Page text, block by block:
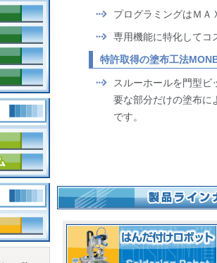
プログラミングはＭ
専用機能に特化してコ
特許取得の塗布工法
スルーホールを門型
要な部分だけの塗布に
です。
主要取引先商社
お問合せ
お問合せフォーム
はんだ装置動画